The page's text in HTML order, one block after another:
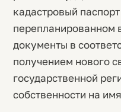
кадастровый
перепланированном
документы в
получением нового
государственной
собственности на